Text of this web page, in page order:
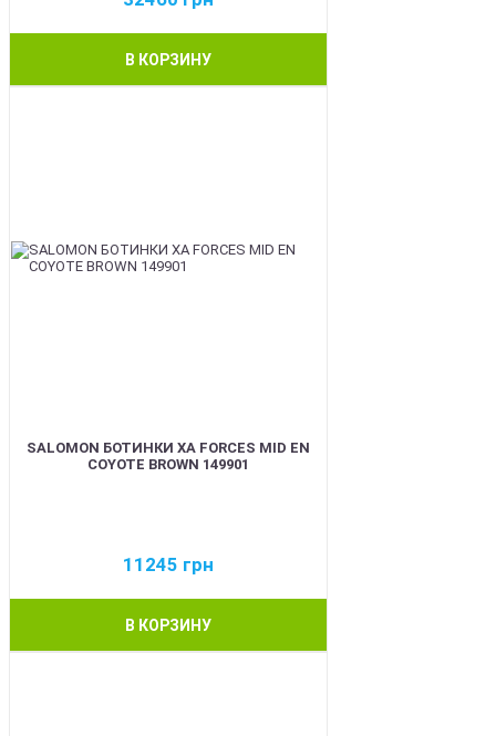
В КОРЗИНУ
SALOMON БОТИНКИ XA FORCES MID EN
COYOTE BROWN 149901
11245 грн
В КОРЗИНУ